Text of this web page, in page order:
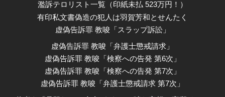
濫訴テロリスト一覧（印紙未払 523万円！）
有印私文書偽造の犯人は羽賀芳和とせんたく
虚偽告訴罪 教唆「スラップ訴訟」
虚偽告訴罪 教唆「弁護士懲戒請求」
虚偽告訴罪 教唆「検察への告発 第6次」
虚偽告訴罪 教唆「検察への告発 第7次」
虚偽告訴罪 教唆「弁護士懲戒請求 第7次」